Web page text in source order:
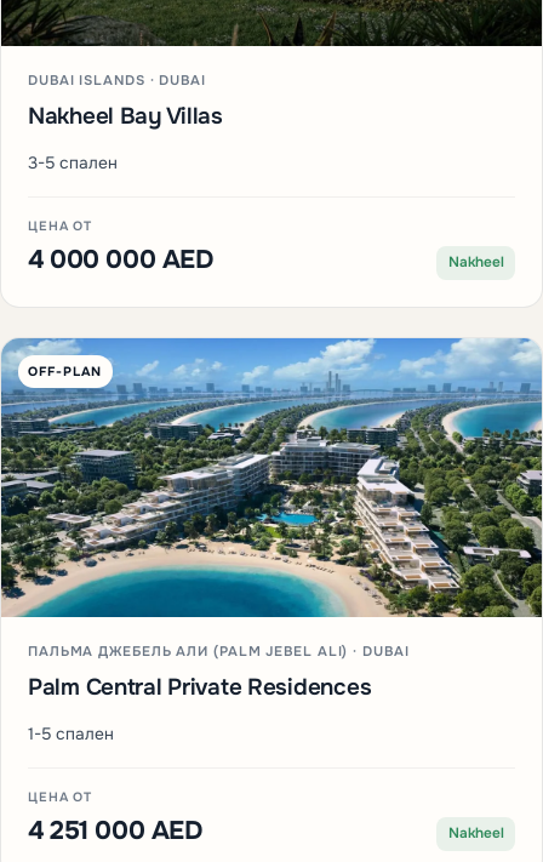
DUBAI ISLANDS · DUBAI
Nakheel Bay Villas
3-5 спален
ЦЕНА ОТ
4 000 000 AED Nakheel
OFF-PLAN
ПАЛЬМА ДЖЕБЕЛЬ АЛИ (PALM JEBEL ALI) · DUBAI
Palm Central Private Residences
1-5 спален
ЦЕНА ОТ
4 251 000 AED Nakheel